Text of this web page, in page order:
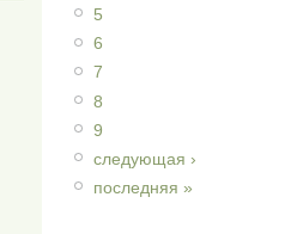
5
6
7
8
9
следующая ›
последняя »